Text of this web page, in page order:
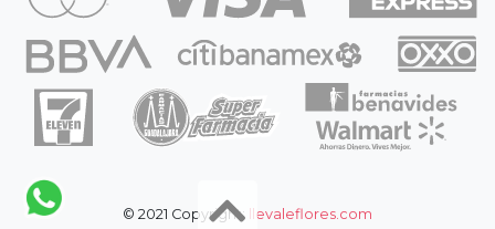
© 2021 Copyright: llevaleflores.com